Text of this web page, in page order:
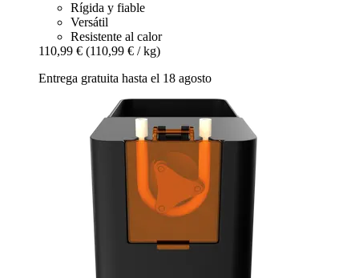
Rígida y fiable
Versátil
Resistente al calor
110,99 € (110,99 € / kg)
Entrega gratuita hasta el 18 agosto